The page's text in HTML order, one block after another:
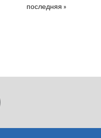
последняя »